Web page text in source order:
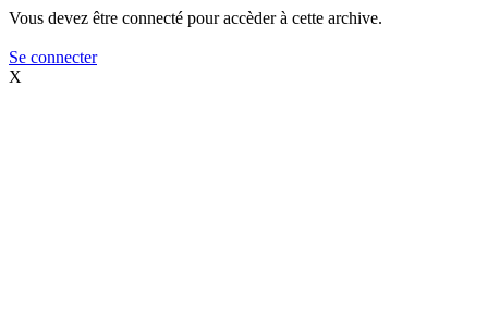
Vous devez être connecté pour accèder à cette archive.
Se connecter
X